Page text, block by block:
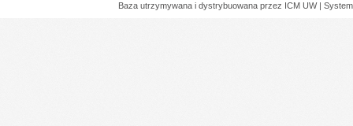
Baza utrzymywana i dystrybuowana przez ICM UW |